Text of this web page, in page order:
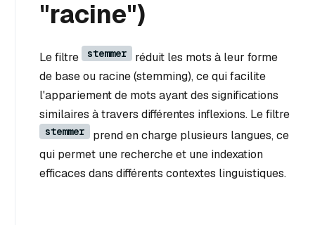
"racine")
Le filtre stemmer
réduit les mots à leur forme
de base ou racine (stemming), ce qui facilite
l'appariement de mots ayant des significations
similaires à travers différentes inflexions. Le filtre
stemmer
prend en charge plusieurs langues, ce
qui permet une recherche et une indexation
efficaces dans différents contextes linguistiques.